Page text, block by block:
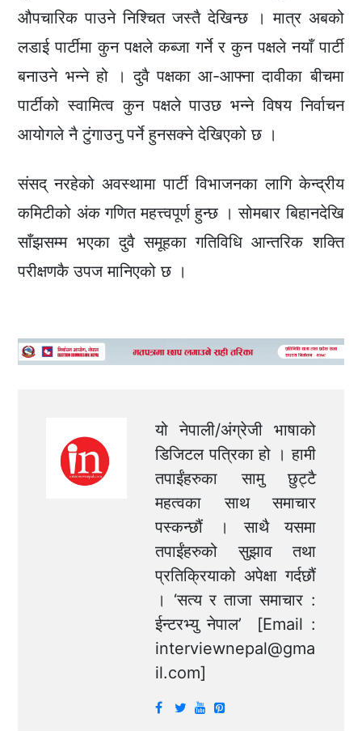
औपचारिक पाउने निश्चित जस्तै देखिन्छ । मात्र अबको
लडाई पार्टीमा कुन पक्षले कब्जा गर्ने र कुन पक्षले नयाँ पार्टी
बनाउने भन्ने हो । दुवै पक्षका आ-आफ्ना दावीका बीचमा
पार्टीको स्वामित्व कुन पक्षले पाउछ भन्ने विषय निर्वाचन
आयोगले नै टुंगाउनु पर्ने हुनसक्ने देखिएको छ ।
संसद् नरहेको अवस्थामा पार्टी विभाजनका लागि केन्द्रीय
कमिटीको अंक गणित महत्त्वपूर्ण हुन्छ । सोमबार बिहानदेखि
साँझसम्म भएका दुवै समूहका गतिविधि आन्तरिक शक्ति
परीक्षणकै उपज मानिएको छ ।
यो नेपाली/अंग्रेजी भाषाको
डिजिटल पत्रिका हो । हामी
तपाईंहरुका सामु छुट्टै
महत्वका साथ समाचार
पस्कन्छौं । साथै यसमा
तपाईंहरुको सुझाव तथा
प्रतिक्रियाको अपेक्षा गर्दछौं
। ‘सत्य र ताजा समाचार :
ईन्टरभ्यु नेपाल’ [Email :
interviewnepal@gma
il.com]